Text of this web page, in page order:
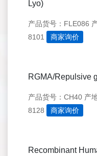
Lyo)
产品货号：FLE086
8101
商家询价
RGMA/Repulsive
产品货号：CH40 产
8128
商家询价
Recombinant